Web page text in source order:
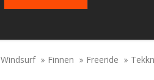
Windsurf Finnen Freeride